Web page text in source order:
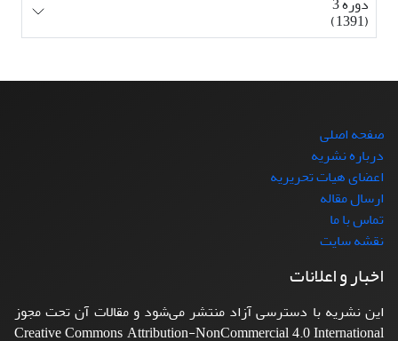
(1391)
صفحه اصلی
درباره نشریه
اعضای هیات تحریریه
ارسال مقاله
تماس با ما
نقشه سایت
اخبار و اعلانات
این نشریه با دسترسی آزاد منتشر می‌شود و مقالات آن تحت مجوز
Creative Commons Attribution-NonCommercial 4.0 International